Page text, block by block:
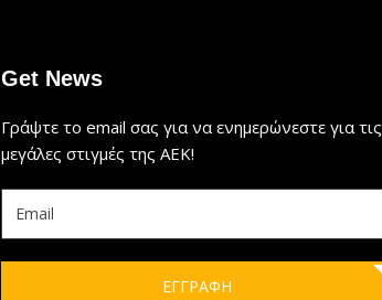
Get News
Γράψτε το email σας για να ενημερώνεστε για τις
μεγάλες στιγμές της ΑΕΚ!
ΕΓΓΡΑΦΗ